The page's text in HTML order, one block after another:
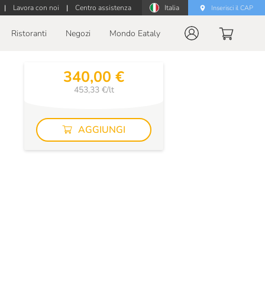
| Lavora con noi | Centro assistenza Italia Inserisci il CAP
Ristoranti Negozi Mondo Eataly
340,00 €
453,33 €/lt
AGGIUNGI